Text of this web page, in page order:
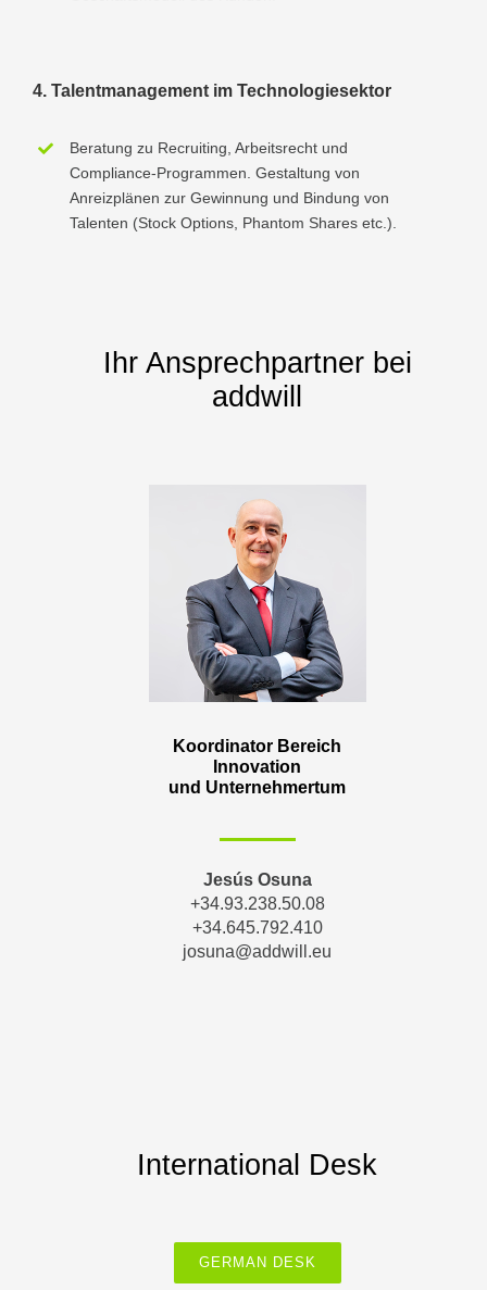
4. Talentmanagement im Technologiesektor
Beratung zu Recruiting, Arbeitsrecht und
Compliance-Programmen. Gestaltung von
Anreizplänen zur Gewinnung und Bindung von
Talenten (Stock Options, Phantom Shares etc.).
Ihr Ansprechpartner bei
addwill
Koordinator Bereich
Innovation
und Unternehmertum
Jesús Osuna
+34.93.238.50.08
+34.645.792.410
josuna@addwill.eu
International Desk
GERMAN DESK